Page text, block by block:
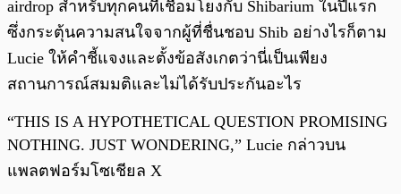
airdrop สำหรับทุกคนที่เชื่อมโยงกับ Shibarium ในปีแรก
ซึ่งกระตุ้นความสนใจจากผู้ที่ชื่นชอบ Shib อย่างไรก็ตาม
Lucie ให้คำชี้แจงและตั้งข้อสังเกตว่านี่เป็นเพียง
สถานการณ์สมมติและไม่ได้รับประกันอะไร
“THIS IS A HYPOTHETICAL QUESTION PROMISING
NOTHING. JUST WONDERING,” Lucie กล่าวบน
แพลตฟอร์มโซเชียล X